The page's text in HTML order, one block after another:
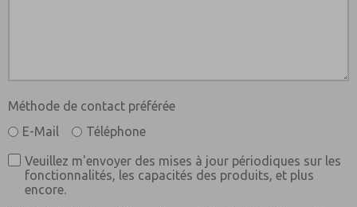
Méthode de contact préférée
E-Mail
Téléphone
Veuillez m'envoyer des mises à jour périodiques sur les
fonctionnalités, les capacités des produits, et plus
encore.